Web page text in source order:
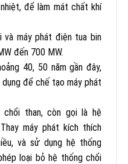
để làm mát chất khí
và máy phát điện tua bin
đến 700 MW.
40, 50 năm gần đây,
để chế tạo máy phát
than, còn gọi là hệ
máy phát kích thích
và sử dụng hệ thống
loại bỏ hệ thống chổi